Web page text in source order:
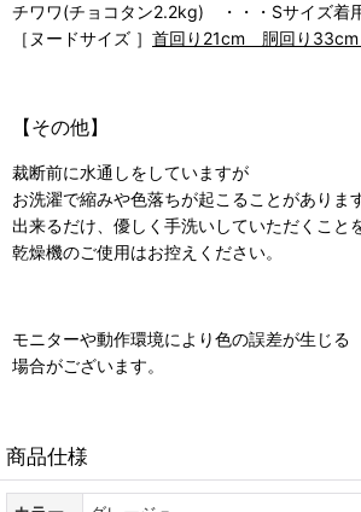
チワワ(チョコタン2.2kg) ・・・Sサイズ着
［ヌードサイズ ］ 首回り21cm 胴回り
【その他】
裁断前に水通しをしていますが
お洗濯で縮みや色落ちが起こることがあります
出来るだけ、優しく手洗いしていただくこと
乾燥機のご使用はお控えください。
モニターや動作環境により色の誤差が生じる
場合がございます。
商品仕様